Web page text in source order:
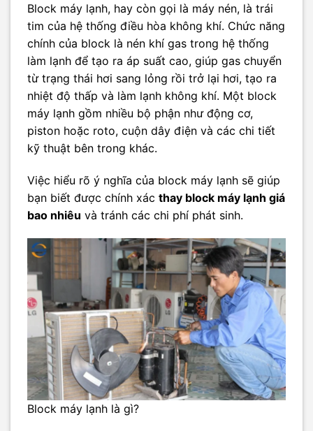
Block máy lạnh, hay còn gọi là máy nén, là trái
tim của hệ thống điều hòa không khí. Chức năng
chính của block là nén khí gas trong hệ thống
làm lạnh để tạo ra áp suất cao, giúp gas chuyển
từ trạng thái hơi sang lỏng rồi trở lại hơi, tạo ra
nhiệt độ thấp và làm lạnh không khí. Một block
máy lạnh gồm nhiều bộ phận như động cơ,
piston hoặc roto, cuộn dây điện và các chi tiết
kỹ thuật bên trong khác.
Việc hiểu rõ ý nghĩa của block máy lạnh sẽ giúp
bạn biết được chính xác thay block máy lạnh giá
bao nhiêu và tránh các chi phí phát sinh.
Block máy lạnh là gì?